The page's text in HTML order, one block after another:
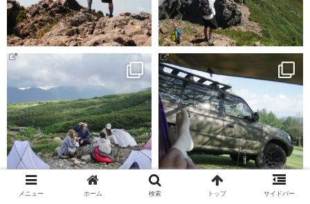
メニュー ホーム 検索 トップ サイドバー